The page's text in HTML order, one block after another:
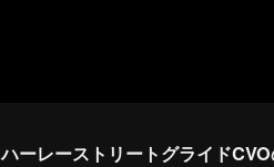
ハーレーストリートグライド